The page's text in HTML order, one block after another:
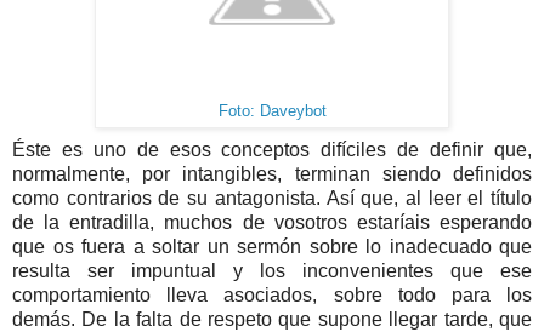
Foto: Daveybot
Éste es uno de esos conceptos difíciles de definir que,
normalmente, por intangibles, terminan siendo definidos
como contrarios de su antagonista. Así que, al leer el título
de la entradilla, muchos de vosotros estaríais esperando
que os fuera a soltar un sermón sobre lo inadecuado que
resulta ser impuntual y los inconvenientes que ese
comportamiento lleva asociados, sobre todo para los
demás. De la falta de respeto que supone llegar tarde, que